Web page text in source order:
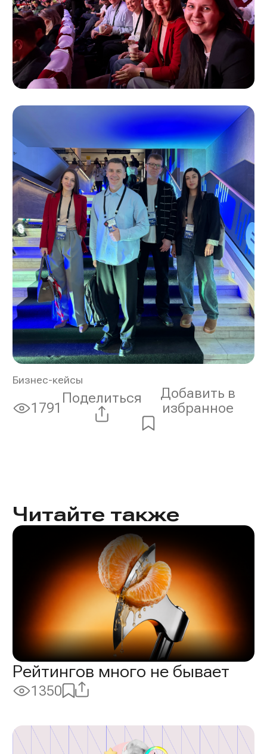
Бизнес-кейсы
Просмотры:
1791
Поделиться
Добавить в
избранное
Читайте также
Рейтингов много не бывает
Просмотры:
1350 Добавить
Поделиться